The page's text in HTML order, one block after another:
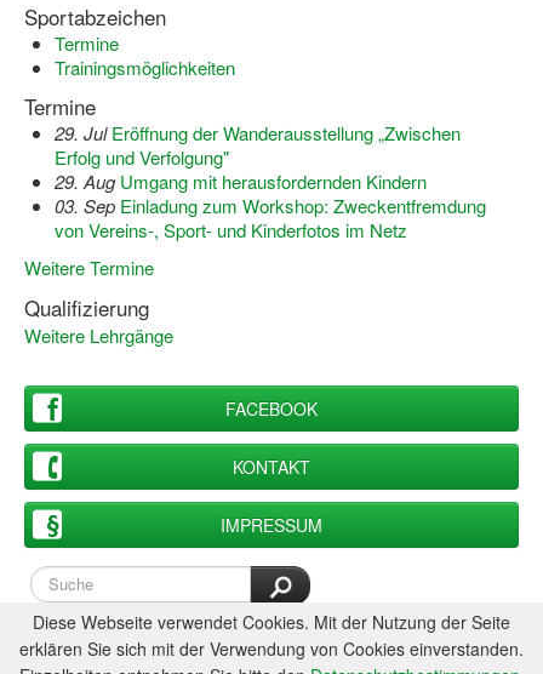
Integration durch Sport
Bewegt zu Hause
Bewegt ÄLTER werden in NRW!
Bewegt GESUND bleiben in NRW!
Bewegungsmodel
SSB-Sport
Gymnastik und Entspannung für Frauen
Koronarsport
Wassergymnastik / Aqua-Step
Reha-Sportangebote in NRW suchen
Sportabzeichen
Termine
Trainingsmöglichkeiten
Termine
29. Jul Eröffnung der Wanderausstellung „Zwischen
Erfolg und Verfolgung"
29. Aug Umgang mit herausfordernden Kindern
03. Sep Einladung zum Workshop: Zweckentfremdung
von Vereins-, Sport- und Kinderfotos im Netz
Weitere Termine
Qualifizierung
Weitere Lehrgänge
FACEBOOK
KONTAKT
IMPRESSUM
Diese Webseite verwendet Cookies. Mit der Nutzung der Seite
erklären Sie sich mit der Verwendung von Cookies einverstanden.